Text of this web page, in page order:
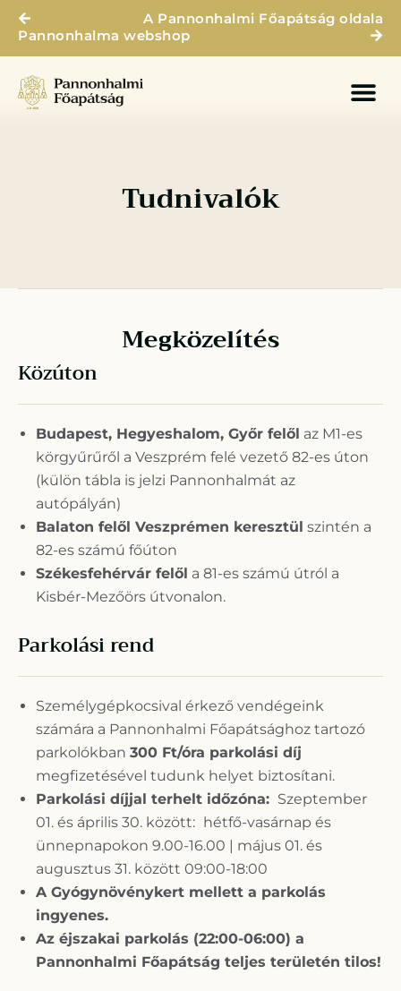
A Pannonhalmi Főapátság oldala
Pannonhalma webshop
Tudnivalók
Megközelítés
Közúton
Budapest, Hegyeshalom, Győr felől az M1-es
körgyűrűről a Veszprém felé vezető 82-es úton
(külön tábla is jelzi Pannonhalmát az
autópályán)
Balaton felől Veszprémen keresztül szintén a
82-es számú főúton
Székesfehérvár felől a 81-es számú útról a
Kisbér-Mezőörs útvonalon.
Parkolási rend
Személygépkocsival érkező vendégeink
számára a Pannonhalmi Főapátsághoz tartozó
parkolókban 300 Ft/óra parkolási díj
megfizetésével tudunk helyet biztosítani.
Parkolási díjjal terhelt időzóna: Szeptember
01. és április 30. között: hétfő-vasárnap és
ünnepnapokon 9.00-16.00 | május 01. és
augusztus 31. között 09:00-18:00
A Gyógynövénykert mellett a parkolás
ingyenes.
Az éjszakai parkolás (22:00-06:00) a
Pannonhalmi Főapátság teljes területén tilos!